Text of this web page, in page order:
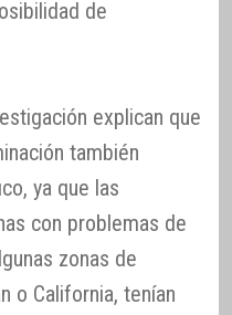
de
explican que
también
ya que las
con problemas de
zonas de
o California, tenían